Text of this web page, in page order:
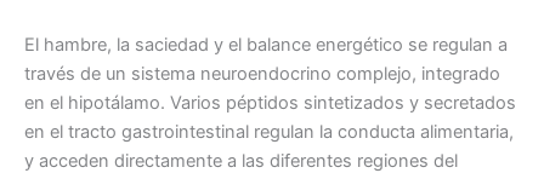
El hambre, la saciedad y el balance energético se regulan a
través de un sistema neuroendocrino complejo, integrado
en el hipotálamo. Varios péptidos sintetizados y secretados
en el tracto gastrointestinal regulan la conducta alimentaria,
y acceden directamente a las diferentes regiones del